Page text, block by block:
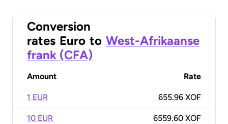
Conversion
rates Euro to West-Afrikaanse
frank (CFA)
Amount Rate
1 EUR 655.96 XOF
10 EUR 6559.60 XOF